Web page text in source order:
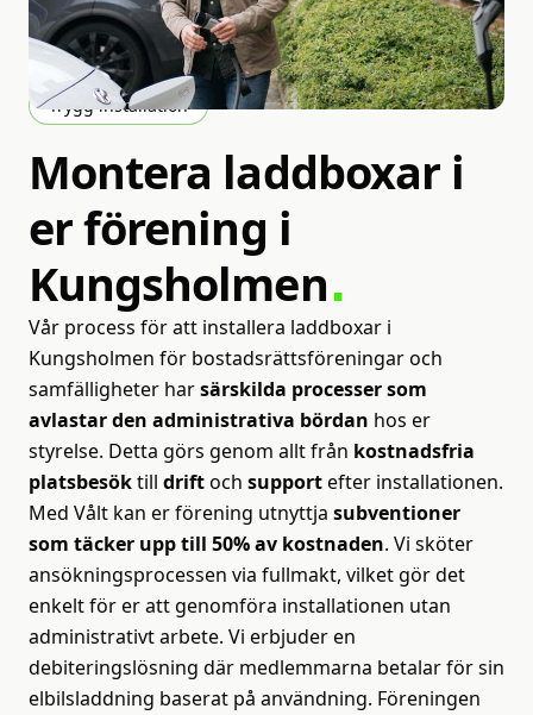
Trygg installation
Montera laddboxar i
erförening i
Kungsholmen
Vår process för att installera laddboxar i
Kungsholmen för bostadsrättsföreningar och
samfälligheter harsärskilda processer som
avlastar den administrativa bördan hos er
styrelse. Detta görs genom allt från kostnadsfria
platsbesöktill driftoch supportefter installationen.
Med Vålt kan er förening utnyttja subventioner
som täcker upp till 50% av kostnaden. Vi sköter
ansökningsprocessen via fullmakt, vilket gör det
enkelt för er att genomföra installationen utan
administrativt arbete. Vi erbjuder en
debiteringslösning där medlemmarna betalar för sin
elbilsladdning baserat på användning. Föreningen